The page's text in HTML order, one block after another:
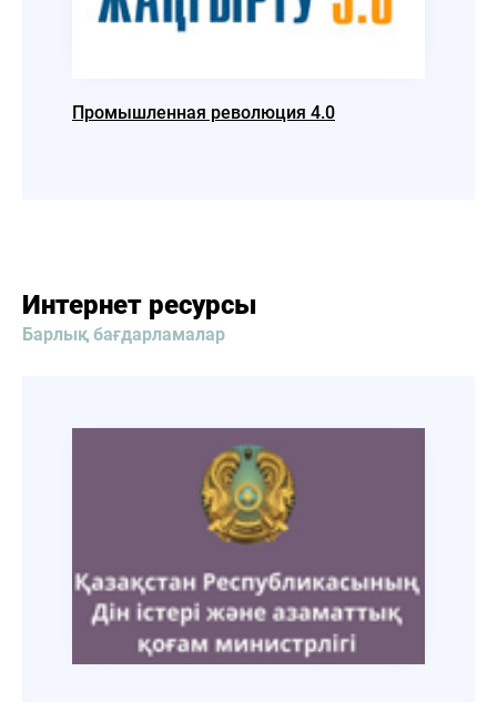
Промышленная революция 4.0
Интернет ресурсы
Барлық бағдарламалар